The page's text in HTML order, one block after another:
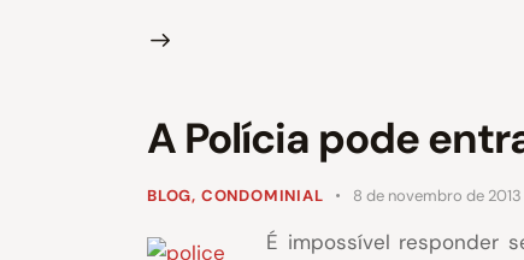
A Polícia pode
BLOG, CONDOMINIAL 8 de novembro de 2013
É impossível responder